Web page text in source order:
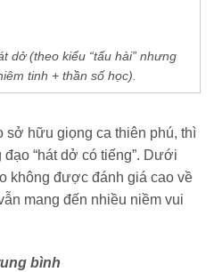
dở (theo kiểu “tấu hài” nhưng
tinh + thần số học).
sở hữu giọng ca thiên phú, thì
“hát dở có tiếng”. Dưới
không được đánh giá cao về
mang đến nhiều niềm vui
bình